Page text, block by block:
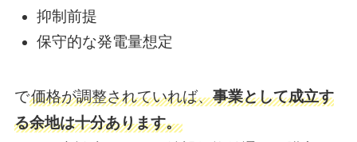
抑制前提
保守的な発電量想定
で価格が調整されていれば、事業として成立す
る余地は十分あります。